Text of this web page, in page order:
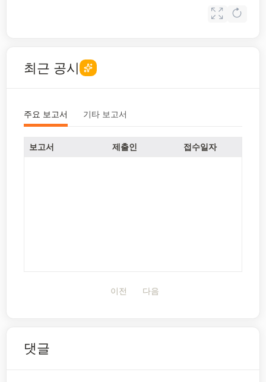
최근 공시
주요 보고서 기타 보고서
보고서 제출인 접수일자
이전 다음
댓글